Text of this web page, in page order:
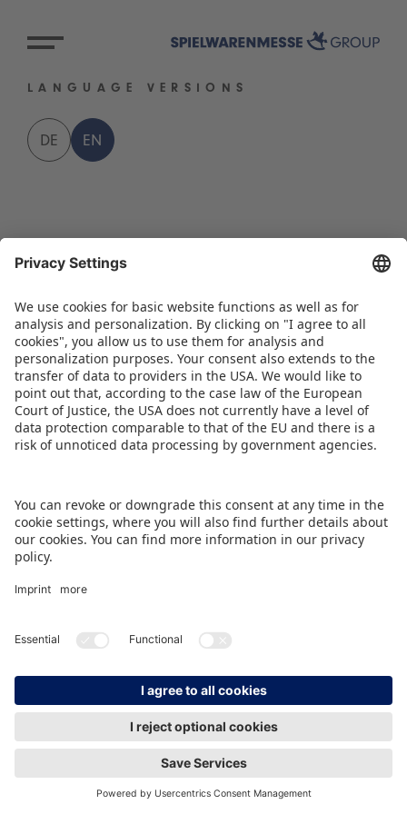
LANGUAGE VERSIONS
DE EN
IMPRINT DATA PROTECTION CONTACT